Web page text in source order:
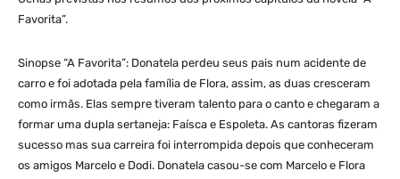
Favorita”.
Sinopse “A Favorita”: Donatela perdeu seus pais num acidente de
carro e foi adotada pela família de Flora, assim, as duas cresceram
como irmãs. Elas sempre tiveram talento para o canto e chegaram a
formar uma dupla sertaneja: Faísca e Espoleta. As cantoras fizeram
sucesso mas sua carreira foi interrompida depois que conheceram
os amigos Marcelo e Dodi. Donatela casou-se com Marcelo e Flora